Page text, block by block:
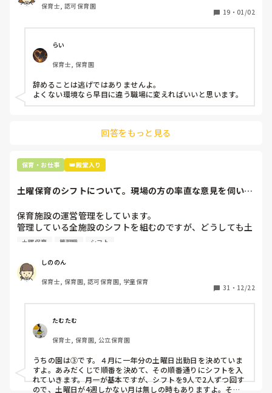
保護者子どもの愚痴悪口が多く、
今で言う不適切保育も
仕方ないよね
もう何も言わずに
子どもの言いなりになればいいんだね
などいう意見で…
上の先生に相談することは難しそうです。
最後の職場にしようと思っていましたが
辞めることは逃げ、と、過去辞めた人も何年も言われ続けて
います
保育士, 認可保育園
19 ・ 01/02
らい
保育士, 保育園
辞めることは逃げではありませんよ。
よくない環境なら早目に違う職場に変えればいいと思います。
回答をもっと見る
保育・お仕事 👑殿堂入り
土曜保育のシフトについて。現場の方の率直な意見を伺いた
保育施設の運営管理をしています。
管理している全施設のシフトを組むのですが、どうしても土
曜保育だけは入れる方が少なく、いつも苦労しています。
て入職しているはずですが、いざ勤務が始まると一日も土曜
出勤が出来ない方ばかりです。
①土曜日の希望休は2日まで、と制限をかける
②毎月、必ず土曜保育に入ることのできる日を1日だけピッ
クアップしてもらう
③仮シフトが出た時、土曜出勤が難しければ自身で代わりの
人を交渉して見つけてもらう
上記のいずれかの対策を取り入れることを考えています。
土曜保育 管理職 シフト
しののん
保育士, 保育園, 認可保育園, 学童保育
31 ・ 12/22
たむたむ
保育士, 保育園, 公立保育園
うちの園は③です。４月に一年分の土曜日出勤日を決めていま
すよ。あみだくじで順番を決めて、その順番通りにシフトを入
れていきます。月一が基本ですが、シフトを9人で2人ずつ回す
ので、土曜日が4週しかない月は無しの時もありますよ。その